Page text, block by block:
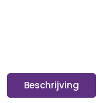
Beschrijving